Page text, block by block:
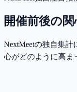
開催前後の
NextMeetの独自集
心がどのように高ま